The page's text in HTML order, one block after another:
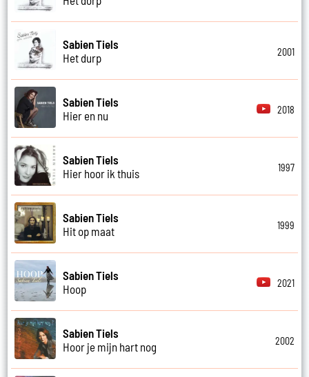
Sabien Tiels
Het durp
2001
Sabien Tiels
Hier en nu
2018
Sabien Tiels
Hier hoor ik thuis
1997
Sabien Tiels
Hit op maat
1999
Sabien Tiels
Hoop
2021
Sabien Tiels
Hoor je mijn hart nog
2002